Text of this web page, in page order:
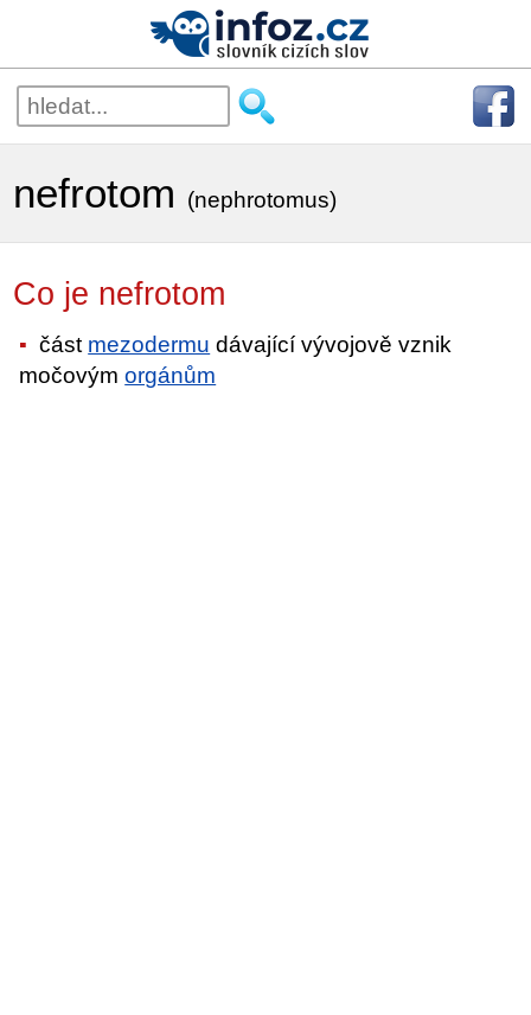
nefrotom (nephrotomus)
Co je nefrotom
část mezodermu dávající vývojově vznik
močovýmorgánům